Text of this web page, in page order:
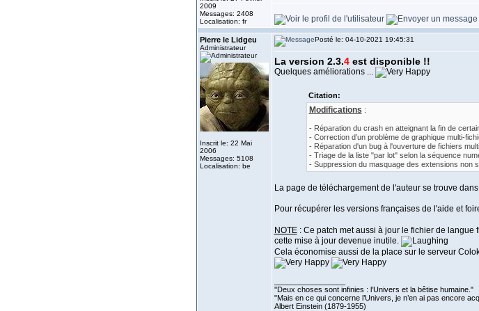
2009
Messages: 2408
Localisation: fr
Pierre le Lidgeu
Administrateur
Inscrit le: 22 Mai
2006
Messages: 5108
Localisation: be
Posté le: 04-10-2021 19:45:31
La version 2.3.4est disponible !!
Quelques améliorations ...
Citation:
Modifications :
- Réparation du crash en atteignant la fin de
- Correction d’un problème de graphique multi-
- Réparation d'un bug à l'ouverture de fichiers
- Triage de la liste "par lot" selon la séquence
- Suppression du masquage des extensions non
La page de téléchargement de l'auteur se trouve
Pour récupérer les versions françaises de l'aide et
NOTE: Ce patch met aussi à jour le fichier de langue
cette mise à jour devenue inutile.
Cela économise aussi de la place sur le serveur
''Deux choses sont infinies : l’Univers et la bêtise humaine."
"Mais en ce qui concerne l’Univers, je n’en ai pas encore
Albert Einstein (1879-1955)